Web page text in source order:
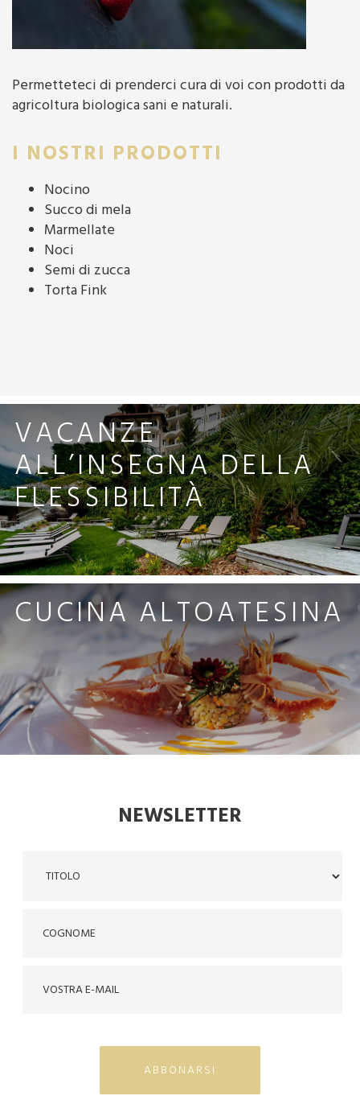
Permetteteci di prenderci cura di voi con prodotti da
agricoltura biologica sani e naturali.
I NOSTRI PRODOTTI
Nocino
Succo di mela
Marmellate
Noci
Semi di zucca
Torta Fink
VACANZE
ALL’INSEGNA DELLA
FLESSIBILITÀ
CUCINA ALTOATESINA
NEWSLETTER
ABBONARSI